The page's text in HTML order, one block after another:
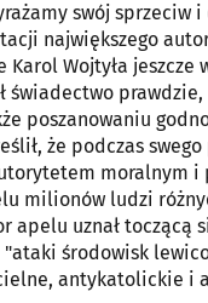
swój sprzeciw
największego
Karol Wojtyła jeszcze
świadectwo
poszanowaniu
że podczas
moralnym i
milionów ludzi
apelu uznał toczącą
"ataki środowisk
antykatolickie i